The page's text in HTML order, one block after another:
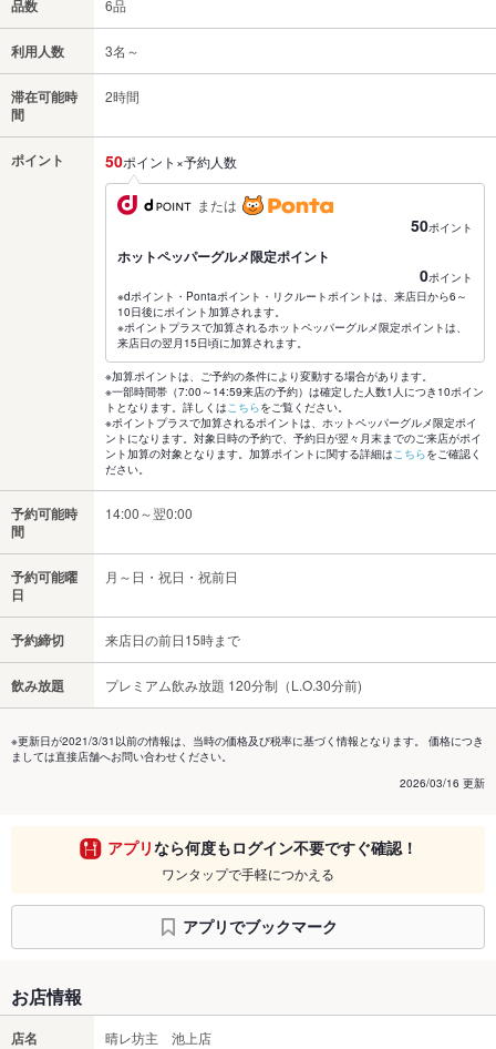
品数 6品
利用人数 3名～
滞在可能時
間
2時間
ポイント 50ポイント×予約人数
または
50ポイント
ホットペッパーグルメ限定ポイント
0ポイント
※dポイント・Pontaポイント・リクルートポイントは、来店日から6～
10日後にポイント加算されます。
※ポイントプラスで加算されるホットペッパーグルメ限定ポイントは、
来店日の翌月15日頃に加算されます。
※加算ポイントは、ご予約の条件により変動する場合があります。
※一部時間帯（7:00～14:59来店の予約）は確定した人数1人につき10ポイン
トとなります。詳しくはこちらをご覧ください。
※ポイントプラスで加算されるポイントは、ホットペッパーグルメ限定ポイ
ントになります。対象日時の予約で、予約日が翌々月末までのご来店がポイ
ント加算の対象となります。加算ポイントに関する詳細はこちらをご確認く
ださい。
予約可能時
間
14:00～翌0:00
予約可能曜
日
月～日・祝日・祝前日
予約締切 来店日の前日15時まで
飲み放題 プレミアム飲み放題 120分制（L.O.30分前)
※更新日が2021/3/31以前の情報は、当時の価格及び税率に基づく情報となります。 価格につき
ましては直接店舗へお問い合わせください。
2026/03/16 更新
アプリなら何度もログイン不要ですぐ確認！
ワンタップで手軽につかえる
アプリでブックマーク
お店情報
店名 晴レ坊主 池上店